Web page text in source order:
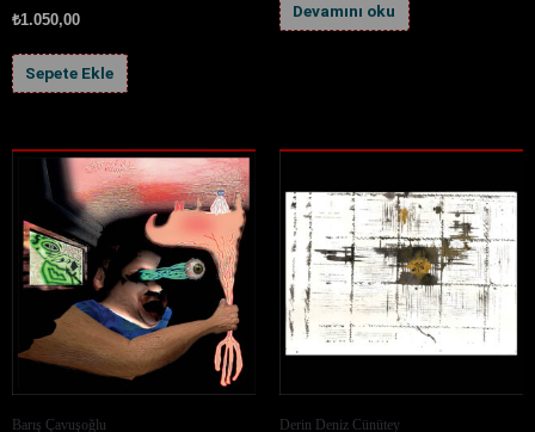
₺1.050,00
Sepete Ekle
Devamını oku
Barış Çavuşoğlu Derin Deniz Cünütey